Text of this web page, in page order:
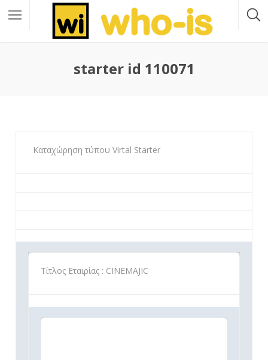
starter id 110071
Καταχώρηση τύπου Virtal Starter
Τίτλος Εταιρίας : CINEMAJIC